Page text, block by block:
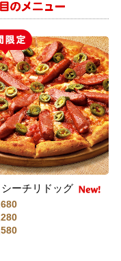
ーチリドッグ